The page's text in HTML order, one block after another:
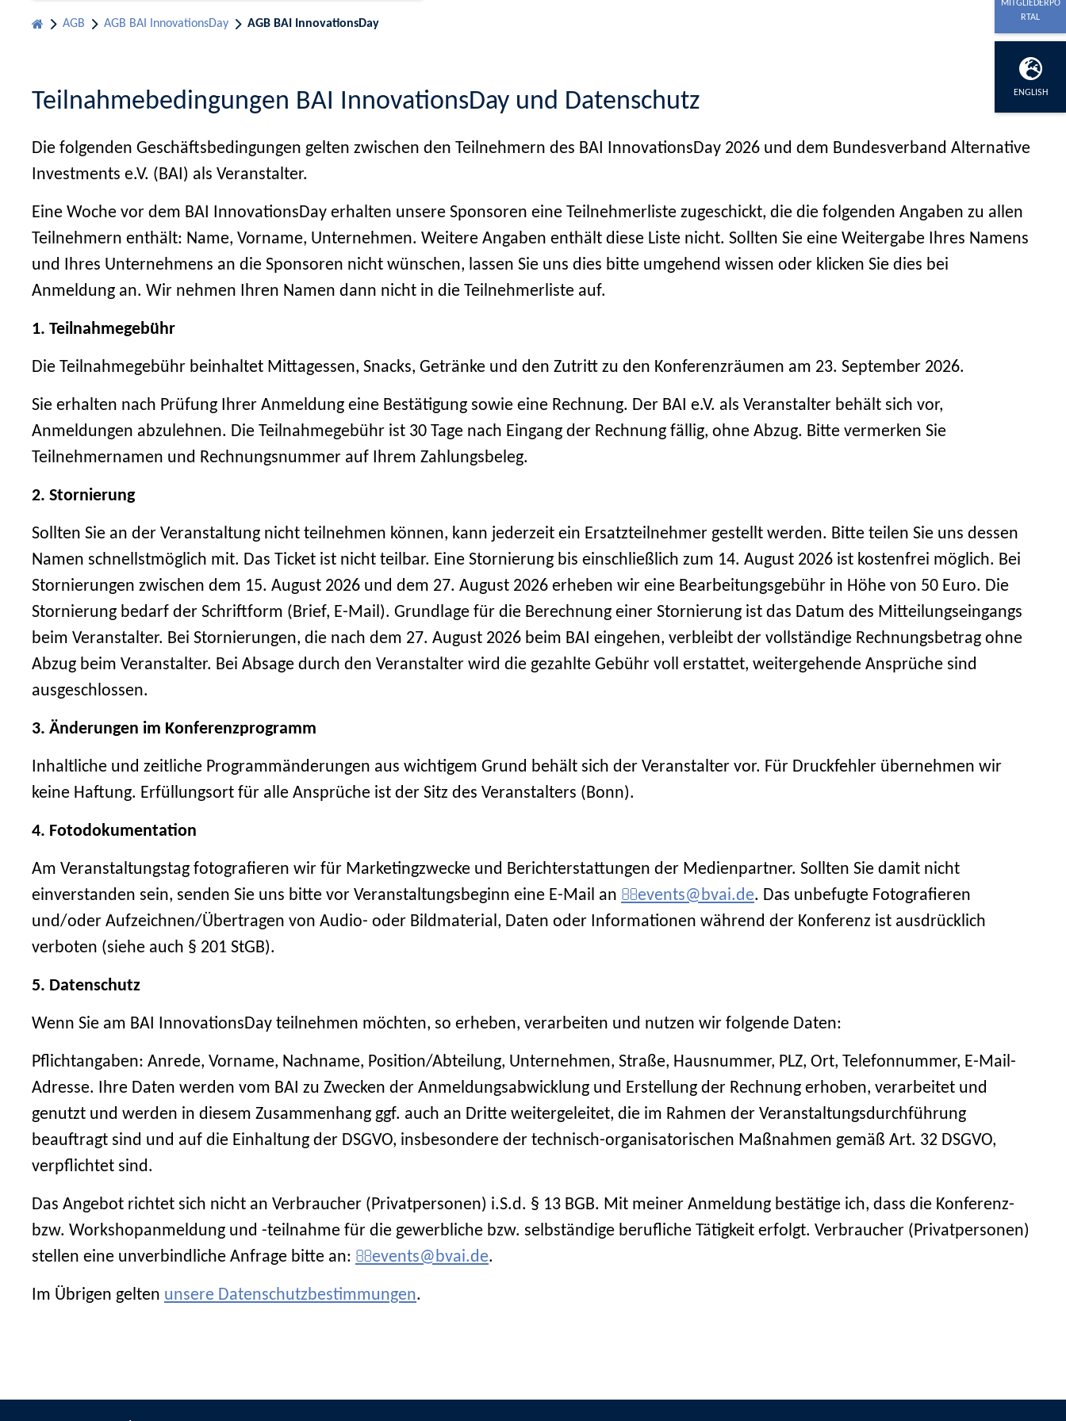
AGB AGB BAI InnovationsDay AGB BAI InnovationsDay
Teilnahmebedingungen BAI InnovationsDay und Datenschutz
Die folgenden Geschäftsbedingungen gelten zwischen den Teilnehmern des BAI InnovationsDay 2026 und dem Bundesverband Alternative
Investments e.V. (BAI) als Veranstalter.
Eine Woche vor dem BAI InnovationsDay erhalten unsere Sponsoren eine Teilnehmerliste zugeschickt, die die folgenden Angaben zu allen
Teilnehmern enthält: Name, Vorname, Unternehmen. Weitere Angaben enthält diese Liste nicht. Sollten Sie eine Weitergabe Ihres Namens
und Ihres Unternehmens an die Sponsoren nicht wünschen, lassen Sie uns dies bitte umgehend wissen oder klicken Sie dies bei
Anmeldung an. Wir nehmen Ihren Namen dann nicht in die Teilnehmerliste auf.
1. Teilnahmegebühr
Die Teilnahmegebühr beinhaltet Mittagessen, Snacks, Getränke und den Zutritt zu den Konferenzräumen am 23. September 2026.
Sie erhalten nach Prüfung Ihrer Anmeldung eine Bestätigung sowie eine Rechnung. Der BAI e.V. als Veranstalter behält sich vor,
Anmeldungen abzulehnen. Die Teilnahmegebühr ist 30 Tage nach Eingang der Rechnung fällig, ohne Abzug. Bitte vermerken Sie
Teilnehmernamen und Rechnungsnummer auf Ihrem Zahlungsbeleg.
2. Stornierung
Sollten Sie an der Veranstaltung nicht teilnehmen können, kann jederzeit ein Ersatzteilnehmer gestellt werden. Bitte teilen Sie uns dessen
Namen schnellstmöglich mit. Das Ticket ist nicht teilbar. Eine Stornierung bis einschließlich zum 14. August 2026 ist kostenfrei möglich. Bei
Stornierungen zwischen dem 15. August 2026 und dem 27. August 2026 erheben wir eine Bearbeitungsgebühr in Höhe von 50 Euro. Die
Stornierung bedarf der Schriftform (Brief, E-Mail). Grundlage für die Berechnung einer Stornierung ist das Datum des Mitteilungseingangs
beim Veranstalter. Bei Stornierungen, die nach dem 27. August 2026 beim BAI eingehen, verbleibt der vollständige Rechnungsbetrag ohne
Abzug beim Veranstalter. Bei Absage durch den Veranstalter wird die gezahlte Gebühr voll erstattet, weitergehende Ansprüche sind
ausgeschlossen.
3. Änderungen im Konferenzprogramm
Inhaltliche und zeitliche Programmänderungen aus wichtigem Grund behält sich der Veranstalter vor. Für Druckfehler übernehmen wir
keine Haftung. Erfüllungsort für alle Ansprüche ist der Sitz des Veranstalters (Bonn).
4. Fotodokumentation
Am Veranstaltungstag fotografieren wir für Marketingzwecke und Berichterstattungen der Medienpartner. Sollten Sie damit nicht
einverstanden sein, senden Sie uns bitte vor Veranstaltungsbeginn eine E-Mail an
events@bvai.de. Das unbefugte Fotografieren
und/oder Aufzeichnen/Übertragen von Audio- oder Bildmaterial, Daten oder Informationen während der Konferenz ist ausdrücklich
verboten (siehe auch § 201 StGB).
5. Datenschutz
Wenn Sie am BAI InnovationsDay teilnehmen möchten, so erheben, verarbeiten und nutzen wir folgende Daten:
Pflichtangaben: Anrede, Vorname, Nachname, Position/Abteilung, Unternehmen, Straße, Hausnummer, PLZ, Ort, Telefonnummer, E-Mail-
Adresse. Ihre Daten werden vom BAI zu Zwecken der Anmeldungsabwicklung und Erstellung der Rechnung erhoben, verarbeitet und
genutzt und werden in diesem Zusammenhang ggf. auch an Dritte weitergeleitet, die im Rahmen der Veranstaltungsdurchführung
beauftragt sind und auf die Einhaltung der DSGVO, insbesondere der technisch-organisatorischen Maßnahmen gemäß Art. 32 DSGVO,
verpflichtet sind.
Das Angebot richtet sich nicht an Verbraucher (Privatpersonen) i.S.d. § 13 BGB. Mit meiner Anmeldung bestätige ich, dass die Konferenz-
bzw. Workshopanmeldung und -teilnahme für die gewerbliche bzw. selbständige berufliche Tätigkeit erfolgt. Verbraucher (Privatpersonen)
stellen eine unverbindliche Anfrage bitte an:
events@bvai.de.
Im Übrigen gelten unsere Datenschutzbestimmungen.
MITGLIEDERPO
RTAL
ENGLISH